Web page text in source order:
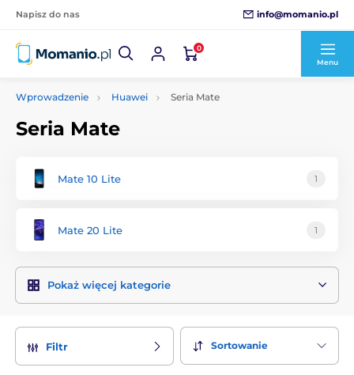
Napisz do nas info@momanio.pl
0
Menu
Wprowadzenie Huawei Seria Mate
Seria Mate
Mate 10 Lite 1
Mate 20 Lite 1
Pokaż więcej kategorie
Filtr Sortowanie